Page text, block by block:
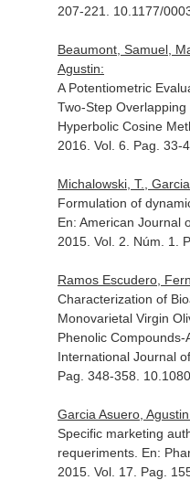
207-221. 10.1177/
Beaumont, Samuel,
Agustin:
A Potentiometric
Two-Step
Hyperbolic Cosine
2016. Vol. 6. Pag. 33-
Michalowski, T.,
Formulation of
En: American Journal
2015. Vol. 2. Núm. 1.
Ramos Escudero,
Characterization of
Monovarietal Virgin
Phenolic Compounds-
International Journal
Pag. 348-358.
Garcia Asuero,
Specific marketing
requeriments. En:
2015. Vol. 17. Pag.